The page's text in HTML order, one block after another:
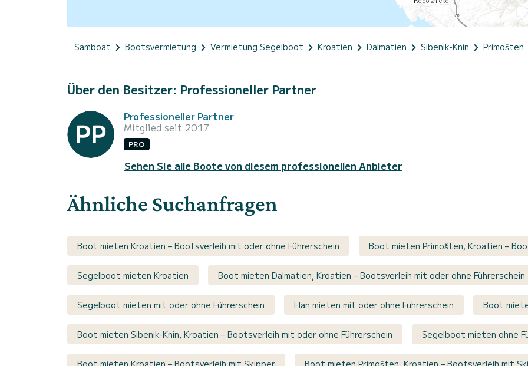
Samboat Bootsvermietung Vermietung Segelboot Kroatien Dalmatien Sibenik-Knin Primošten
Über den Besitzer: Professioneller Partner
Professioneller Partner
Mitglied seit 2017
PRO
Sehen Sie alle Boote von diesem professionellen Anbieter
Ähnliche Suchanfragen
Boot mieten Kroatien – Bootsverleih mit oder ohne Führerschein Boot mieten Primošten, Kroatien –
Segelboot mieten Kroatien Boot mieten Dalmatien, Kroatien – Bootsverleih mit oder ohne Führerschein
Segelboot mieten mit oder ohne Führerschein Elan mieten mit oder ohne Führerschein Boot
Boot mieten Sibenik-Knin, Kroatien – Bootsverleih mit oder ohne Führerschein Segelboot mieten ohne
Boot mieten Kroatien – Bootsverleih mit Skipper Boot mieten Primošten, Kroatien – Bootsverleih mit